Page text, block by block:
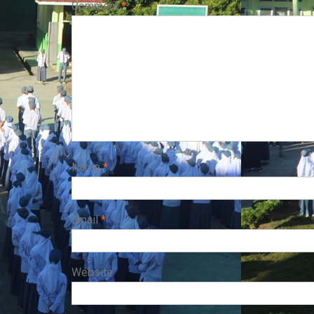
Comment*
Name*
Email*
Website